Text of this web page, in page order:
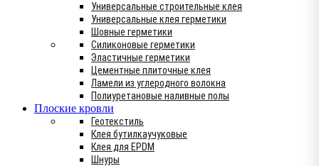
Универсальные строительные клея
Универсальные клея герметики
Шовные герметики
Силиконовые герметики
Эластичные герметики
Цементные плиточные клея
Ламели из углеродного волокна
Полиуретановые наливные полы
Плоские кровли
Геотекстиль
Клея бутилкаучуковые
Клея для EPDM
Шнуры